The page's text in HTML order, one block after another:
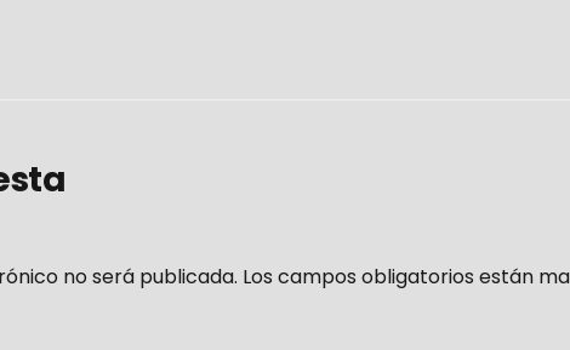
no será publicada. Los campos obligatorios están